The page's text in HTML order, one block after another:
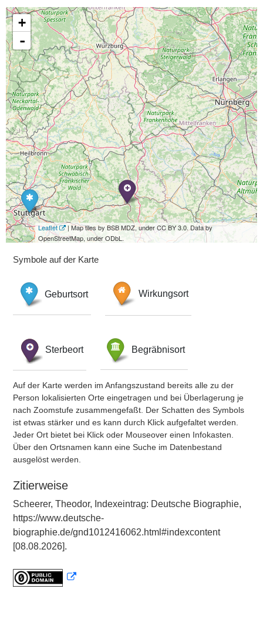
+
-
Leaflet
| Map tiles by BSB MDZ, under CC BY 3.0. Data by
OpenStreetMap, under ODbL.
Symbole auf der Karte
Geburtsort Wirkungsort
Sterbeort Begräbnisort
Auf der Karte werden im Anfangszustand bereits alle zu der
Person lokalisierten Orte eingetragen und bei Überlagerung je
nach Zoomstufe zusammengefaßt. Der Schatten des Symbols
ist etwas stärker und es kann durch Klick aufgefaltet werden.
Jeder Ort bietet bei Klick oder Mouseover einen Infokasten.
Über den Ortsnamen kann eine Suche im Datenbestand
ausgelöst werden.
Zitierweise
Scheerer, Theodor, Indexeintrag: Deutsche Biographie,
https://www.deutsche-
biographie.de/gnd1012416062.html#indexcontent
[08.08.2026].